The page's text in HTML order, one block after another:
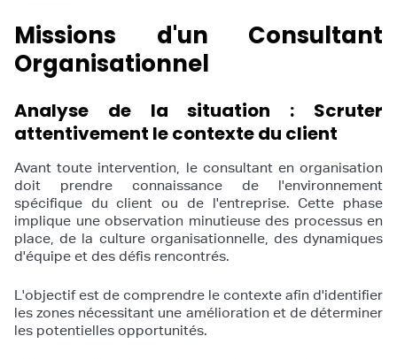
Missions d'un Consultant
Organisationnel
Analyse de la situation : Scruter
attentivement le contexte du client
Avant toute intervention, le consultant en organisation
doit prendre connaissance de l'environnement
spécifique du client ou de l'entreprise. Cette phase
implique une observation minutieuse des processus en
place, de la culture organisationnelle, des dynamiques
d'équipe et des défis rencontrés.
L'objectif est de comprendre le contexte afin d'identifier
les zones nécessitant une amélioration et de déterminer
les potentielles opportunités.